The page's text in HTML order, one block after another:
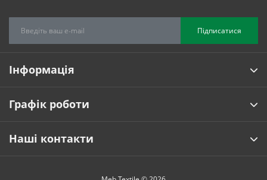
Підписатися
Інформація
Графік роботи
Наші контакти